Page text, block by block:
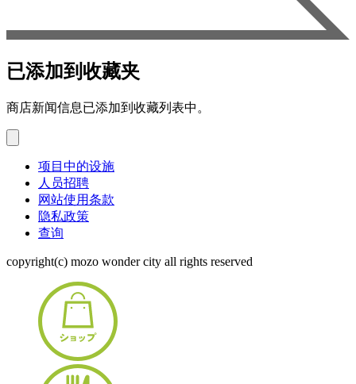
已添加到收藏夹
商店新闻信息已添加到收藏列表中。
项目中的设施
人员招聘
网站使用条款
隐私政策
查询
copyright(c) mozo wonder city all rights reserved